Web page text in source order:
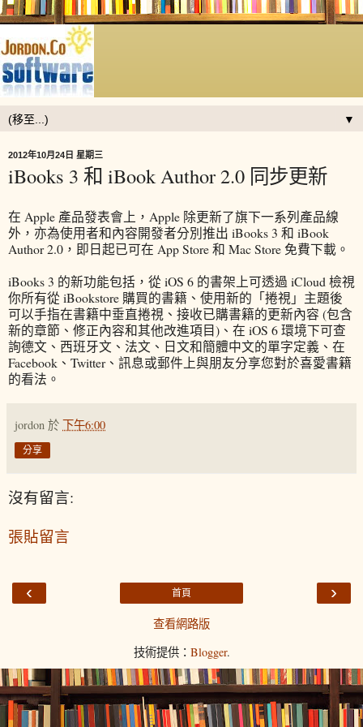
▼
2012年10月24日 星期三
iBooks 3 和 iBook Author 2.0 同步更新
在 Apple 產品發表會上，Apple 除更新了旗下一系列產品線
外，亦為使用者和內容開發者分別推出 iBooks 3 和 iBook
Author 2.0，即日起已可在 App Store 和 Mac Store 免費下載。
iBooks 3 的新功能包括，從 iOS 6 的書架上可透過 iCloud 檢視
你所有從 iBookstore 購買的書籍、使用新的「捲視」主題後
可以手指在書籍中垂直捲視、接收已購書籍的更新內容 (包含
新的章節、修正內容和其他改進項目)、在 iOS 6 環境下可查
詢德文、西班牙文、法文、日文和簡體中文的單字定義、在
Facebook、Twitter、訊息或郵件上與朋友分享您對於喜愛書籍
的看法。
jordon 於 下午6:00
分享
沒有留言:
張貼留言
‹ ›
首頁
查看網路版
技術提供： Blogger.